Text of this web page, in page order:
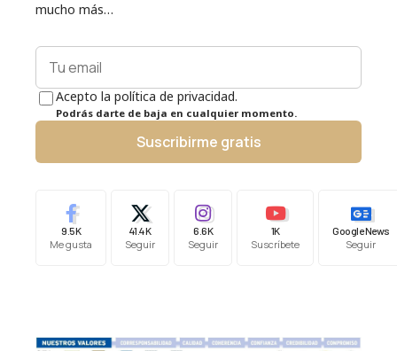
mucho más…
Acepto la política de privacidad.
Podrás darte de baja en cualquier momento.
Suscribirme gratis
9.5K
Me gusta
41.4K
Seguir
6.6K
Seguir
1K
Suscríbete
Google News
Seguir